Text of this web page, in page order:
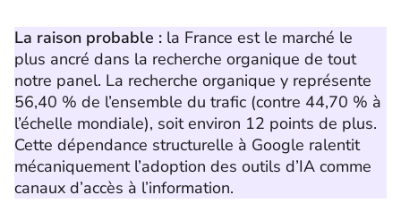
La raison probable : la France est le marché le
plus ancré dans la recherche organique de tout
notre panel. La recherche organique y représente
56,40 % de l’ensemble du trafic (contre 44,70 % à
l’échelle mondiale), soit environ 12 points de plus.
Cette dépendance structurelle à Google ralentit
mécaniquement l’adoption des outils d’IA comme
canaux d’accès à l’information.